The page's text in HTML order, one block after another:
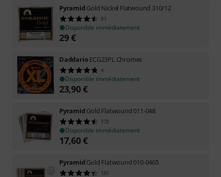
Pyramid Gold Nickel Flatwound 310/12
81
Disponible immédiatement
29€
DaddarioECG23PL Chromes
4
Disponible immédiatement
23,90€
Pyramid Gold Flatwound 011-048
172
Disponible immédiatement
17,60€
Pyramid Gold Flatwound 010-0465
181